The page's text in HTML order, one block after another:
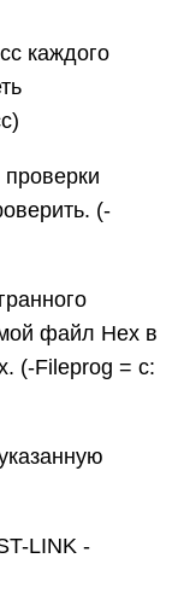
каждого
(-
файл Hex в
(-Fileprog = c:
LINK -